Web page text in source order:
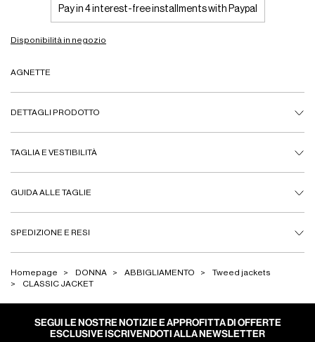
Pay in 4 interest-free installments with Paypal
Disponibilità in negozio
AGNETTE
DETTAGLI PRODOTTO
TAGLIA E VESTIBILITÀ
GUIDA ALLE TAGLIE
SPEDIZIONE E RESI
Homepage DONNA ABBIGLIAMENTO
Tweed jackets
CLASSIC JACKET
SEGUI LE NOSTRE NOTIZIE E APPROFITTA DI OFFERTE
ESCLUSIVE ISCRIVENDOTI ALLA NEWSLETTER